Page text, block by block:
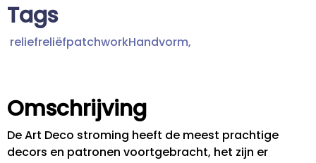
Tags
reliefreliëfpatchworkHandvorm,
Omschrijving
De Art Deco stroming heeft de meest prachtige
decors en patronen voortgebracht, het zijn er